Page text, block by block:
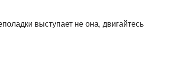
выступает не она, двигайтесь